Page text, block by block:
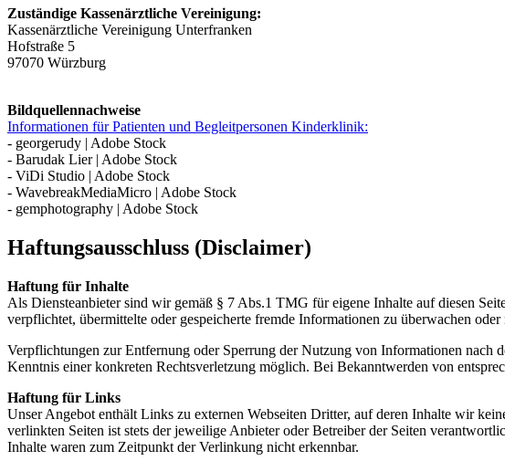
Zuständige Kassenärztliche Vereinigung:
Kassenärztliche Vereinigung Unterfranken
Hofstraße 5
97070 Würzburg
Bildquellennachweise
Informationen für Patienten und Begleitpersonen Kinderklinik:
- georgerudy | Adobe Stock
- Barudak Lier | Adobe Stock
- ViDi Studio | Adobe Stock
- WavebreakMediaMicro | Adobe Stock
- gemphotography | Adobe Stock
Haftungsausschluss (Disclaimer)
Haftung für Inhalte
Als Diensteanbieter sind wir gemäß § 7 Abs.1 TMG für eigene Inhalte auf diesen
verpflichtet, übermittelte oder gespeicherte fremde Informationen zu überwachen
Verpflichtungen zur Entfernung oder Sperrung der Nutzung von Informationen nach
Kenntnis einer konkreten Rechtsverletzung möglich. Bei Bekanntwerden von
Haftung für Links
Unser Angebot enthält Links zu externen Webseiten Dritter, auf deren Inhalte wir
verlinkten Seiten ist stets der jeweilige Anbieter oder Betreiber der Seiten
Inhalte waren zum Zeitpunkt der Verlinkung nicht erkennbar.